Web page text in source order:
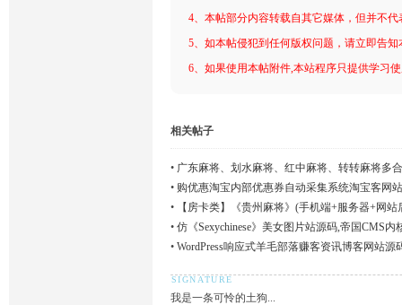
4、本帖部分内容转载自其它媒体，但并不
5、如本帖侵犯到任何版权问题，请立即告
6、如果使用本帖附件,本站程序只提供学习
相关帖子
• 广东麻将、划水麻将、红中麻将、转转麻将多
• 购优惠淘宝内部优惠券自动采集系统淘宝客网
•
【房卡类】《贵州麻将》(手机端+服务器+网
• 仿《Sexychinese》美女图片站源码,帝国CMS
• WordPress响应式羊毛部落赚客资讯博客网站源
我是一条可怜的土狗...